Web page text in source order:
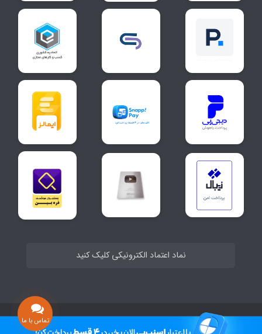
نماد اعتماد الکترونیکی کلیک کنید